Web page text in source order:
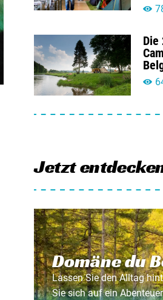
Die
Jetzt
Domäne du
Lassen Sie den Alltag
Sie sich auf ein